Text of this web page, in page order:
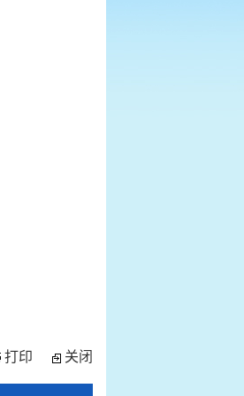
打印 关闭